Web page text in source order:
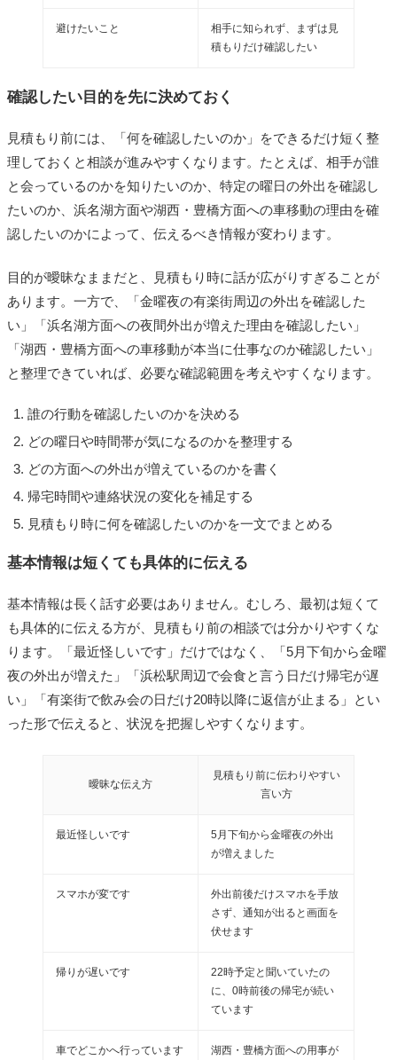
避けたいこと
相手に知られず、まずは見
積もりだけ確認したい
確認したい目的を先に決めておく
見積もり前には、「何を確認したいのか」をできるだけ短く整
理しておくと相談が進みやすくなります。たとえば、相手が誰
と会っているのかを知りたいのか、特定の曜日の外出を確認し
たいのか、浜名湖方面や湖西・豊橋方面への車移動の理由を確
認したいのかによって、伝えるべき情報が変わります。
目的が曖昧なままだと、見積もり時に話が広がりすぎることが
あります。一方で、「金曜夜の有楽街周辺の外出を確認した
い」「浜名湖方面への夜間外出が増えた理由を確認したい」
「湖西・豊橋方面への車移動が本当に仕事なのか確認したい」
と整理できていれば、必要な確認範囲を考えやすくなります。
誰の行動を確認したいのかを決める
どの曜日や時間帯が気になるのかを整理する
どの方面への外出が増えているのかを書く
帰宅時間や連絡状況の変化を補足する
見積もり時に何を確認したいのかを一文でまとめる
基本情報は短くても具体的に伝える
基本情報は長く話す必要はありません。むしろ、最初は短くて
も具体的に伝える方が、見積もり前の相談では分かりやすくな
ります。「最近怪しいです」だけではなく、「5月下旬から金曜
夜の外出が増えた」「浜松駅周辺で会食と言う日だけ帰宅が遅
い」「有楽街で飲み会の日だけ20時以降に返信が止まる」とい
った形で伝えると、状況を把握しやすくなります。
曖昧な伝え方
見積もり前に伝わりやすい
言い方
最近怪しいです
5月下旬から金曜夜の外出
が増えました
スマホが変です
外出前後だけスマホを手放
さず、通知が出ると画面を
伏せます
帰りが遅いです
22時予定と聞いていたの
に、0時前後の帰宅が続い
ています
車でどこかへ行っています 湖西・豊橋方面への用事が